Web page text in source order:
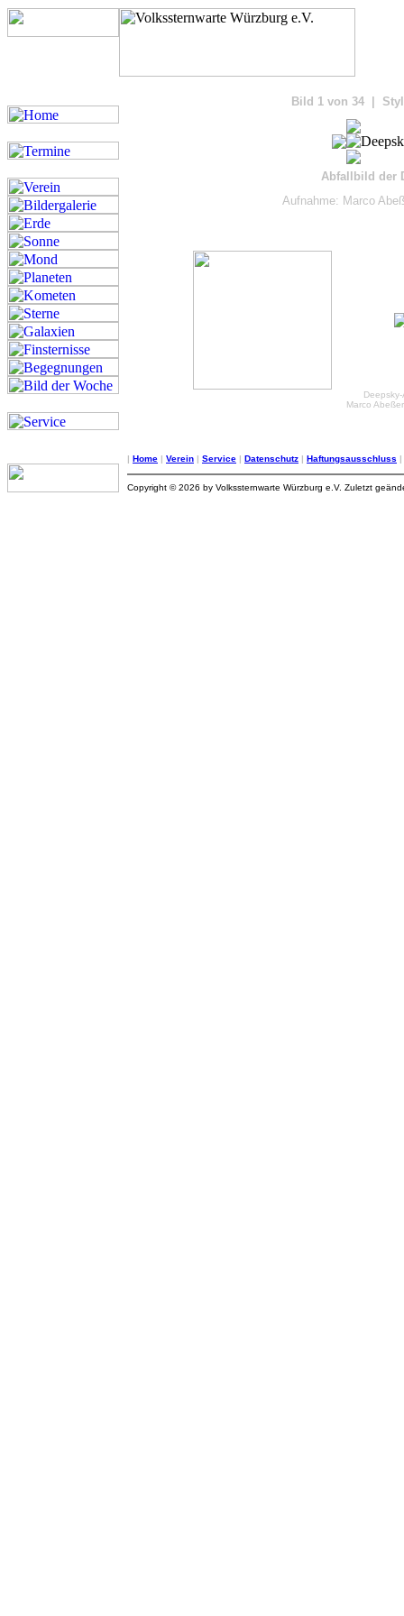
Bild 1 von 34 |
Abfallbild der
Aufnahme: Marco
Marco
| Home | Verein | Service | Datenschutz | Haftungsausschluss |
Copyright © 2026 by Volkssternwarte Würzburg e.V. Zuletzt